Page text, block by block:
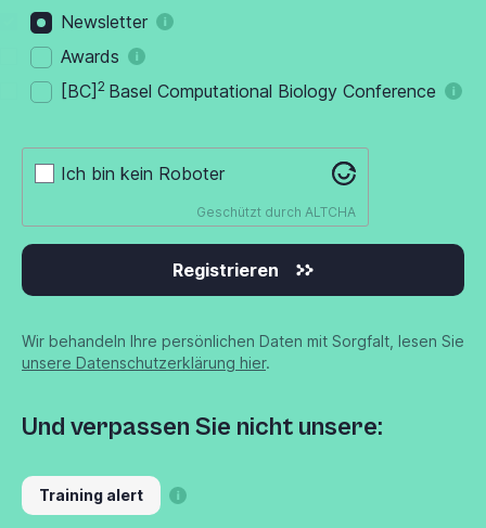
Newsletter
Awards
[BC] 2 Basel Computational Biology Conference
Ich bin kein Roboter
Geschützt durch ALTCHA
Registrieren
Wir behandeln Ihre persönlichen Daten mit Sorgfalt, lesen Sie
unsere Datenschutzerklärung hier.
Und verpassen Sie nicht unsere:
Training alert